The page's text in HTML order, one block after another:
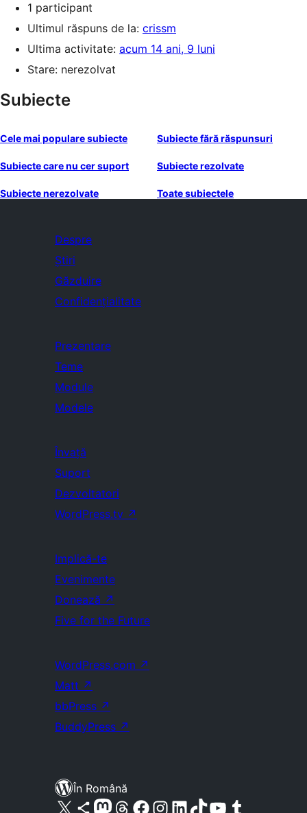
1 participant
Ultimul răspuns de la: crissm
Ultima activitate: acum 14 ani, 9 luni
Stare: nerezolvat
Subiecte
Cele mai populare subiecte Subiecte fără răspunsuri
Subiecte care nu cer suport Subiecte rezolvate
Subiecte nerezolvate Toate subiectele
Despre
Știri
Găzduire
Confidențialitate
Prezentare
Teme
Module
Modele
Învață
Suport
Dezvoltatori
WordPress.tv ↗
Implică-te
Evenimente
Donează ↗
Five for the Future
WordPress.com ↗
Matt ↗
bbPress ↗
BuddyPress ↗
În Română
Mergi la contul nostru X (fost Twitter)
Vizitează contul nostru Bluesky
Vizitează contul nostru Mastodon
Vizitează contul nostru Threads
Vizitează pagina noastră Facebook
Vizitează-ne pe Instagram
Vizitează-ne pe LinkedIn
Vizitează contul nostru TikTok
Vizitează canalul nostru YouTube
Vizitează contul nostru Tumblr